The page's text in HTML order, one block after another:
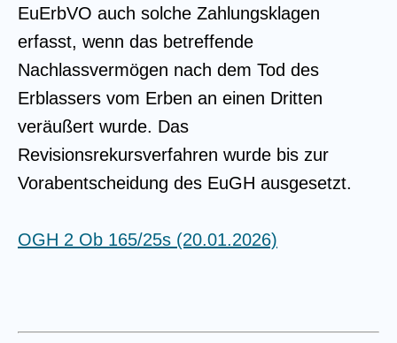
EuErbVO auch solche Zahlungsklagen
erfasst, wenn das betreffende
Nachlassvermögen nach dem Tod des
Erblassers vom Erben an einen Dritten
veräußert wurde. Das
Revisionsrekursverfahren wurde bis zur
Vorabentscheidung des EuGH ausgesetzt.
OGH 2 Ob 165/25s (20.01.2026)